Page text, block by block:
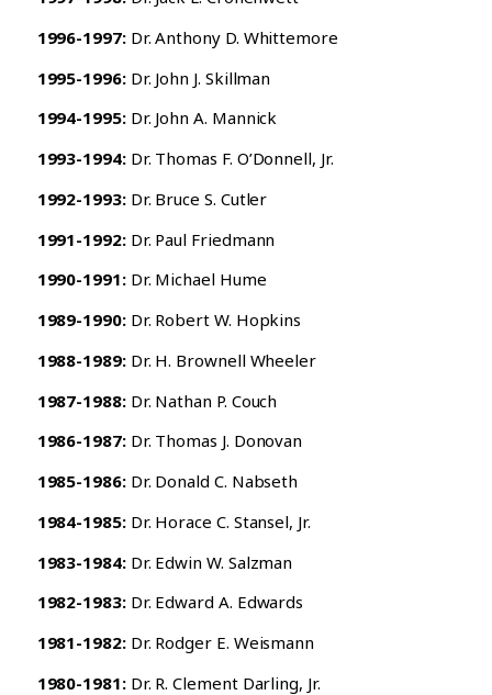
1996-1997:Dr. Anthony D. Whittemore
1995-1996:Dr. John J. Skillman
1994-1995:Dr. John A. Mannick
1993-1994:Dr. Thomas F. O’Donnell, Jr.
1992-1993:Dr. Bruce S. Cutler
1991-1992:Dr. Paul Friedmann
1990-1991:Dr. Michael Hume
1989-1990:Dr. Robert W. Hopkins
1988-1989:Dr. H. Brownell Wheeler
1987-1988:Dr. Nathan P. Couch
1986-1987:Dr. Thomas J. Donovan
1985-1986:Dr. Donald C. Nabseth
1984-1985:Dr. Horace C. Stansel, Jr.
1983-1984:Dr. Edwin W. Salzman
1982-1983:Dr. Edward A. Edwards
1981-1982:Dr. Rodger E. Weismann
1980-1981:Dr. R. Clement Darling, Jr.